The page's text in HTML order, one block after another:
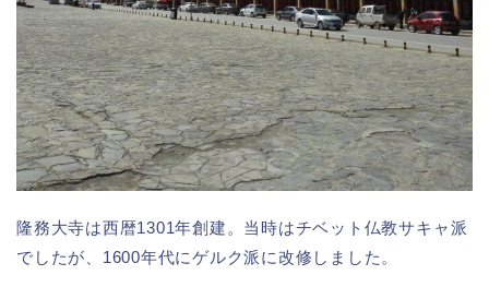
隆務大寺は西暦1301年創建。当時はチベット仏教サキャ派
でしたが、1600年代にゲルク派に改修しました。